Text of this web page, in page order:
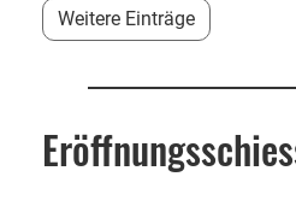
Weitere Einträge